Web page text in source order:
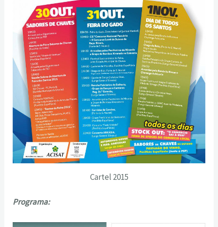
Cartel 2015
Programa: